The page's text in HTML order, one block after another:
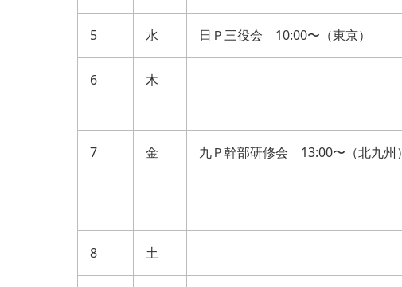
5 水 日Ｐ三役会 10:00〜（東京）
6 木
7 金 九Ｐ幹部研修会 13:00〜（北九州）
8 土